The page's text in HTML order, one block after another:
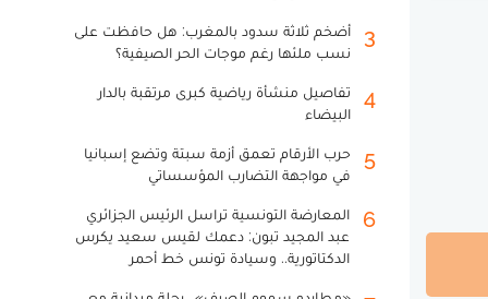
3
أضخم ثلاثة سدود بالمغرب: هل حافظت على
نسب ملئها رغم موجات الحر الصيفية؟
4
تفاصيل منشأة رياضية كبرى مرتقبة بالدار
البيضاء
5
حرب الأرقام تعمق أزمة سبتة وتضع إسبانيا
في مواجهة التضارب المؤسساتي
6
المعارضة التونسية تراسل الرئيس الجزائري
عبد المجيد تبون: دعمك لقيس سعيد يكرس
الدكتاتورية.. وسيادة تونس خط أحمر